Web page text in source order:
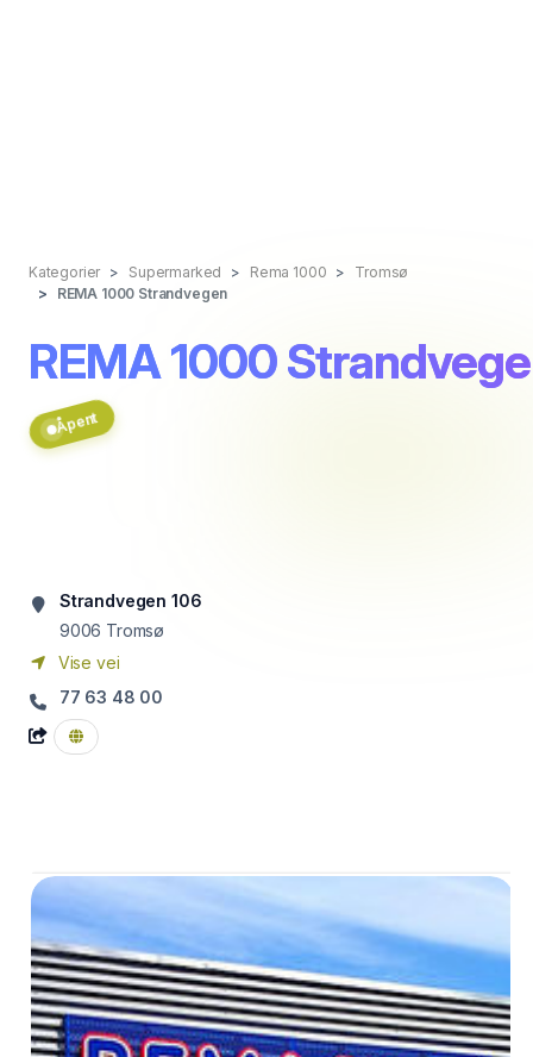
Kategorier Supermarked Rema 1000
Tromsø
REMA 1000 Strandvegen
REMA 1000
Åpent
Strandvegen 106
9006 Tromsø
Vise vei
77 63 48 00